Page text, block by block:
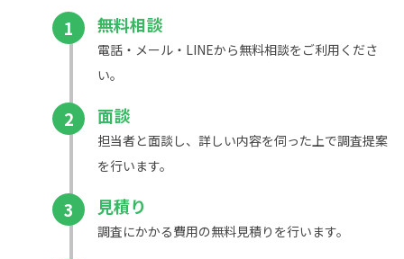
1 無料相談
電話・メール・LINEから無料相談をご利用くださ
い。
2 面談
担当者と面談し、詳しい内容を伺った上で調査提案
を行います。
3 見積り
調査にかかる費用の無料見積りを行います。